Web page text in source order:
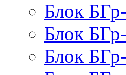
Блок
Блок
Блок